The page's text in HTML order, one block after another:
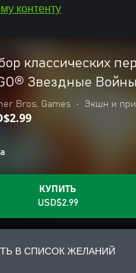
контенту
классических
Звездные
Bros. Games • Экшн и
КУПИТЬ
USD$2.99
В СПИСОК ЖЕЛАНИЙ